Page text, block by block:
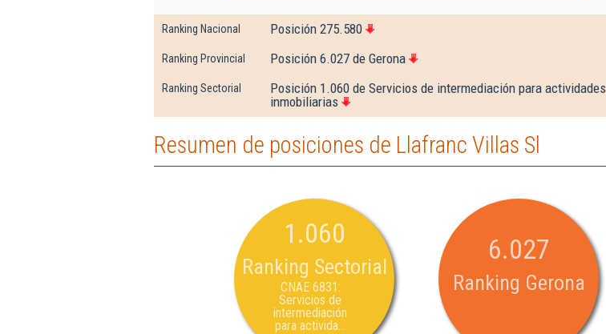
Ranking Nacional Posición 275.580
Ranking Provincial Posición 6.027 de Gerona
Ranking Sectorial
Posición 1.060 de Servicios de intermediación para actividades
inmobiliarias
Resumen de posiciones de Llafranc Villas Sl
1.060
Ranking Sectorial
CNAE 6831:
Servicios de
intermediación
para activida...
6.027
Ranking Gerona